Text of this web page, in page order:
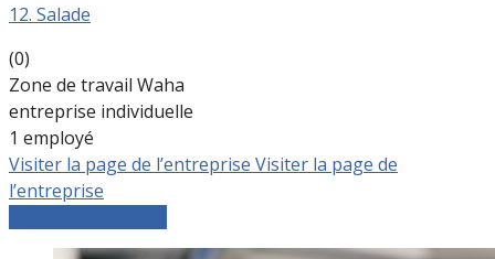
12. Salade
(0)
Zone de travail Waha
entreprise individuelle
1 employé
Visiter la page de l’entreprise Visiter la page de
l’entreprise